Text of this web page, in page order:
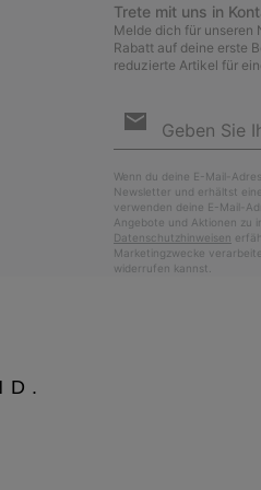
Trete mit uns in
Melde dich für unseren
Rabatt auf deine erste
reduzierte Artikel für
Anmeldung
Wenn du deine E-Mail-
Newsletter und erhältst
verwenden deine E-Mail-
Angebote und Aktionen zu
Datenschutzhinweisen
Marketingzwecke
widerrufen kannst.